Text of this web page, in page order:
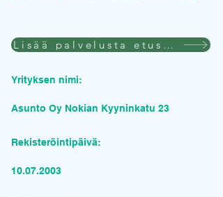
Lisää palvelusta etusivulla
Yrityksen nimi:
Asunto Oy Nokian Kyyninkatu 23
Rekisteröintipäivä:
10.07.2003